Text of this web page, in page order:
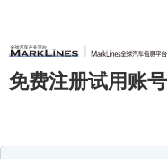
免费注册试用账号